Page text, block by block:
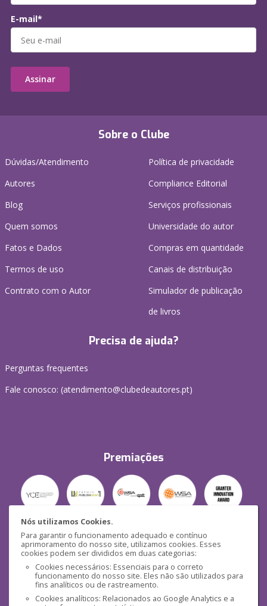
Nós utilizamos Cookies.
Para garantir o funcionamento adequado e contínuo
aprimoramento do nosso site, utilizamos cookies. Esses
cookies podem ser divididos em duas categorias:
Cookies necessários: Essenciais para o correto
funcionamento do nosso site. Eles não são utilizados para
fins analíticos ou de rastreamento.
Cookies analíticos: Relacionados ao Google Analytics e a
Sobre o Clube
Dúvidas/Atendimento
Autores
Blog
Quem somos
Fatos e Dados
Termos de uso
Contrato com o Autor
Política de privacidade
Compliance Editorial
Serviços profissionais
Universidade do autor
Compras em quantidade
Canais de distribuição
Simulador de publicação
de livros
Precisa de ajuda?
Perguntas frequentes
Fale conosco: (atendimento@clubedeautores.pt)
Premiações
Segurança
E-mail*
Assinar